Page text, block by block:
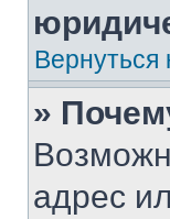
Вернуться
»
адрес